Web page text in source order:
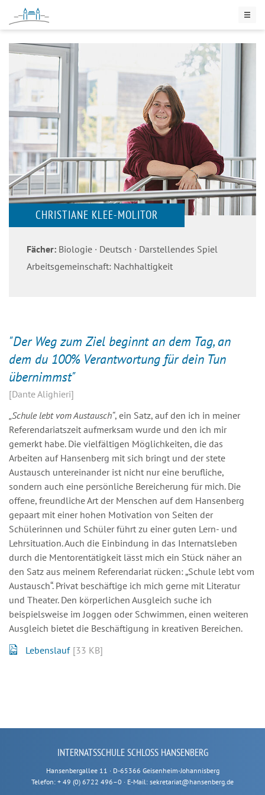
CHRISTIANE KLEE-MOLITOR
Fächer: Biologie Deutsch
Darstellendes Spiel
Arbeitsgemeinschaft: Nachhaltigkeit
"Der Weg zum Ziel beginnt an dem Tag, an
dem du 100% Verantwortung für dein Tun
übernimmst"
Dante Alighieri
„Schule lebt vom Austausch“, ein Satz, auf den ich in meiner
Referendariatszeit aufmerksam wurde und den ich mir
gemerkt habe. Die vielfältigen Möglichkeiten, die das
Arbeiten auf Hansenberg mit sich bringt und der stete
Austausch untereinander ist nicht nur eine berufliche,
sondern auch eine persönliche Bereicherung für mich. Die
offene, freundliche Art der Menschen auf dem Hansenberg
gepaart mit einer hohen Motivation von Seiten der
Schülerinnen und Schüler führt zu einer guten Lern- und
Lehrsituation. Auch die Einbindung in das Internatsleben
durch die Mentorentätigkeit lässt mich ein Stück näher an
den Satz aus meinem Referendariat rücken: „Schule lebt vom
Austausch“. Privat beschäftige ich mich gerne mit Literatur
und Theater. Den körperlichen Ausgleich suche ich
beispielsweise im Joggen oder Schwimmen, einen weiteren
Ausgleich bietet die Beschäftigung in kreativen Bereichen.
Lebenslauf [33 KB]
INTERNATSSCHULE SCHLOSS HANSENBERG
Hansenbergallee 11 · D-65366 Geisenheim-Johannisberg
Telefon: + 49 (0) 6722 496–0 · E-Mail: sekretariat@hansenberg.de